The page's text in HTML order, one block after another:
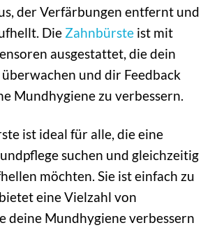
der Verfärbungen entfernt und
Die Zahnbürste ist mit
ausgestattet, die dein
und dir Feedback
Mundhygiene zu verbessern.
ist ideal für alle, die eine
suchen und gleichzeitig
möchten. Sie ist einfach zu
eine Vielzahl von
deine Mundhygiene verbessern